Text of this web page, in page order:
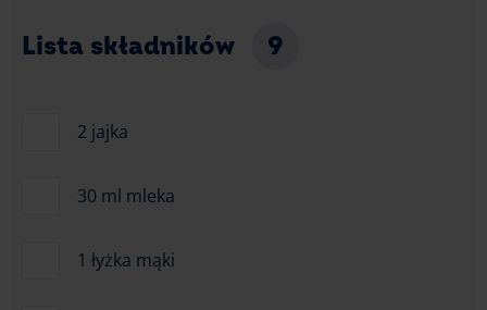
Lista składników 9
2 jajka
30 ml mleka
1 łyżka mąki